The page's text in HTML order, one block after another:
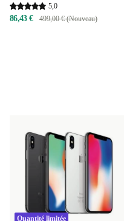
5,0
86,43 € 499,00 € (Nouveau)
Quantité limitée